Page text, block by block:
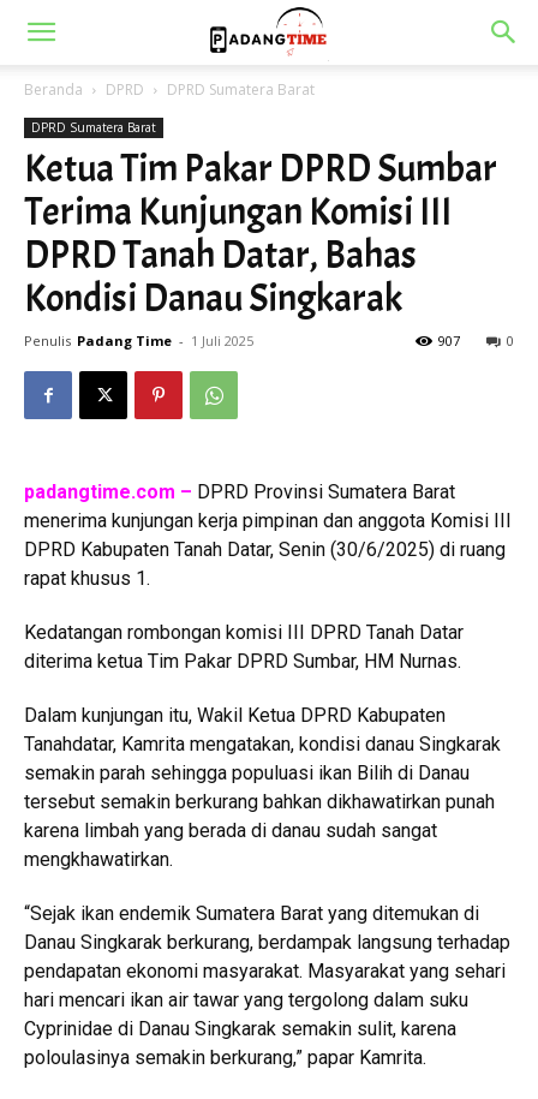
Beranda DPRD DPRD Sumatera Barat
DPRD Sumatera Barat
Ketua Tim Pakar DPRD Sumbar
Terima Kunjungan Komisi III
DPRD Tanah Datar, Bahas
Kondisi Danau Singkarak
Penulis Padang Time - 1 Juli 2025 0
907
padangtime.com – DPRD Provinsi Sumatera Barat
menerima kunjungan kerja pimpinan dan anggota Komisi III
DPRD Kabupaten Tanah Datar, Senin (30/6/2025) di ruang
rapat khusus 1.
Kedatangan rombongan komisi III DPRD Tanah Datar
diterima ketua Tim Pakar DPRD Sumbar, HM Nurnas.
Dalam kunjungan itu, Wakil Ketua DPRD Kabupaten
Tanahdatar, Kamrita mengatakan, kondisi danau Singkarak
semakin parah sehingga populuasi ikan Bilih di Danau
tersebut semakin berkurang bahkan dikhawatirkan punah
karena limbah yang berada di danau sudah sangat
mengkhawatirkan.
“Sejak ikan endemik Sumatera Barat yang ditemukan di
Danau Singkarak berkurang, berdampak langsung terhadap
pendapatan ekonomi masyarakat. Masyarakat yang sehari
hari mencari ikan air tawar yang tergolong dalam suku
Cyprinidae di Danau Singkarak semakin sulit, karena
poloulasinya semakin berkurang,” papar Kamrita.